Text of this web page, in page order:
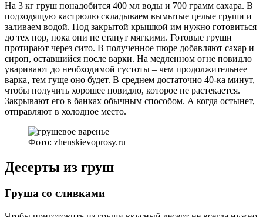
На 3 кг груш понадобится 400 мл воды и 700 грамм сахара. В
подходящую кастрюлю складываем вымытые целые груши и
заливаем водой. Под закрытой крышкой им нужно готовиться
до тех пор, пока они не станут мягкими. Готовые груши
протирают через сито. В полученное пюре добавляют сахар и
сироп, оставшийся после варки. На медленном огне повидло
уваривают до необходимой густоты – чем продолжительнее
варка, тем гуще оно будет. В среднем достаточно 40-ка минут,
чтобы получить хорошее повидло, которое не растекается.
Закрывают его в банках обычным способом. А когда остынет,
отправляют в холодное место.
Фото: zhenskievoprosy.ru
Десерты из груш
Груша со сливками